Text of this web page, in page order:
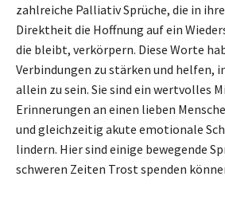
zahlreiche Palliativ Sprüche, die in
Direktheit die Hoffnung auf ein
die bleibt, verkörpern. Diese Worte
Verbindungen zu stärken und helfen,
allein zu sein. Sie sind ein wertvolles
Erinnerungen an einen lieben
und gleichzeitig akute emotionale
lindern. Hier sind einige bewegende
schweren Zeiten Trost spenden